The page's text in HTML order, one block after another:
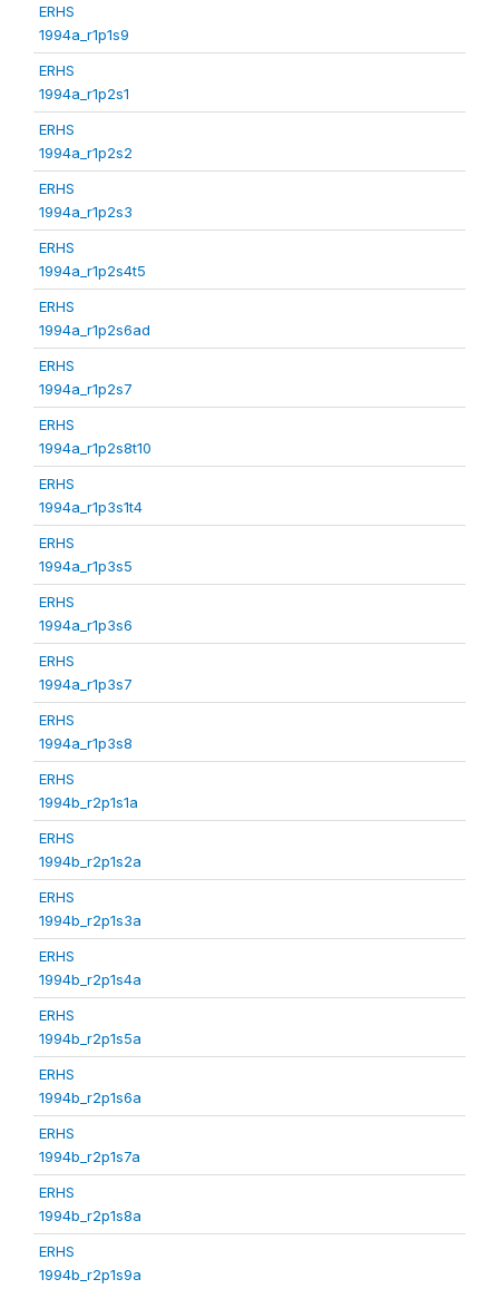
ERHS
1994a_r1p1s9
ERHS
1994a_r1p2s1
ERHS
1994a_r1p2s2
ERHS
1994a_r1p2s3
ERHS
1994a_r1p2s4t5
ERHS
1994a_r1p2s6ad
ERHS
1994a_r1p2s7
ERHS
1994a_r1p2s8t10
ERHS
1994a_r1p3s1t4
ERHS
1994a_r1p3s5
ERHS
1994a_r1p3s6
ERHS
1994a_r1p3s7
ERHS
1994a_r1p3s8
ERHS
1994b_r2p1s1a
ERHS
1994b_r2p1s2a
ERHS
1994b_r2p1s3a
ERHS
1994b_r2p1s4a
ERHS
1994b_r2p1s5a
ERHS
1994b_r2p1s6a
ERHS
1994b_r2p1s7a
ERHS
1994b_r2p1s8a
ERHS
1994b_r2p1s9a